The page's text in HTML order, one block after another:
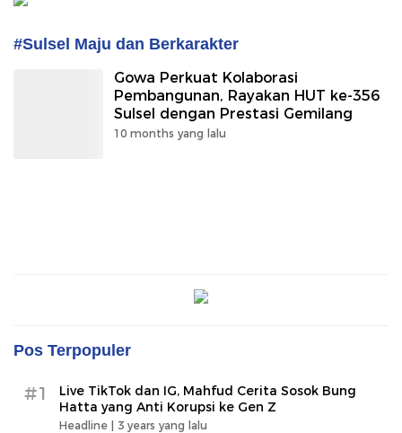
#Sulsel Maju dan Berkarakter
Gowa Perkuat Kolaborasi
Pembangunan, Rayakan HUT ke-356
Sulsel dengan Prestasi Gemilang
10 months yang lalu
Pos Terpopuler
#1
Live TikTok dan IG, Mahfud Cerita Sosok Bung
Hatta yang Anti Korupsi ke Gen Z
Headline | 3 years yang lalu